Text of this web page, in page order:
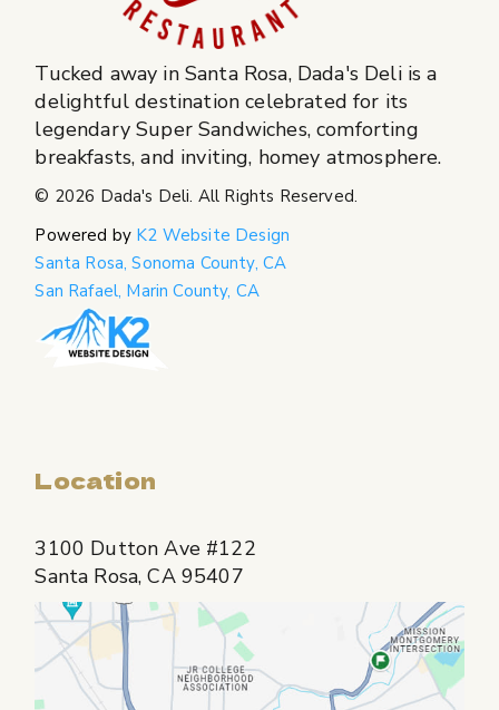
Tucked away in Santa Rosa, Dada's Deli is a
delightful destination celebrated for its
legendary Super Sandwiches, comforting
breakfasts, and inviting, homey atmosphere.
© 2026 Dada's Deli. All Rights Reserved.
Powered by K2 Website Design
Santa Rosa, Sonoma County, CA
San Rafael, Marin County, CA
Location
3100 Dutton Ave #122
Santa Rosa, CA 95407